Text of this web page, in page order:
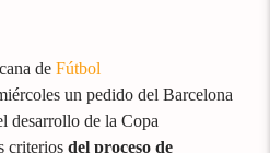
deFútbol
un pedido del Barcelona
desarrollo de la Copa
criteriosdel proceso de